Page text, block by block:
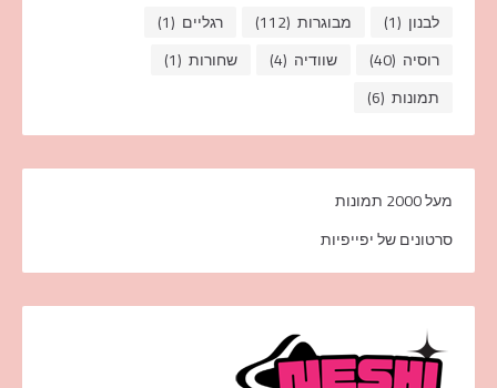
לבנון (1) מבוגרות (112) רגליים (1)
רוסיה (40) שוודיה (4) שחורות (1)
תמונות (6)
מעל 2000 תמונות
סרטונים של יפייפיות